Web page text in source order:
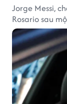
Jorge Messi,
Rosario sau